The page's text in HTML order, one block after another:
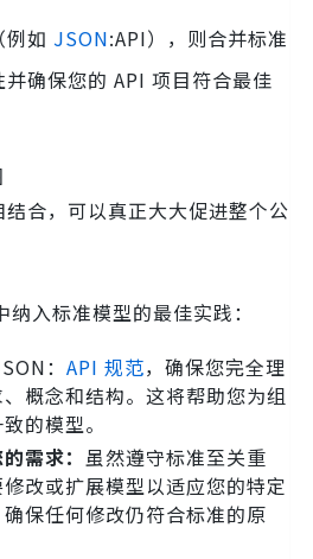
如 JSON:API），则合并标准
确保您的 API 项目符合最佳
合，可以真正大大促进整个公
入标准模型的最佳实践：
： API 规范，确保您完全理
概念和结构。这将帮助您为组
的模型。
需求： 虽然遵守标准至关重
改或扩展模型以适应您的特定
保任何修改仍符合标准的原